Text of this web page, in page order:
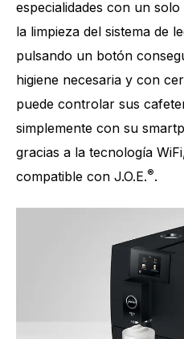
especialidades con un
la limpieza del sistema de
pulsando un botón
higiene necesaria y con
puede controlar sus
simplemente con su
gracias a la tecnología
compatible con J.O.E.®.